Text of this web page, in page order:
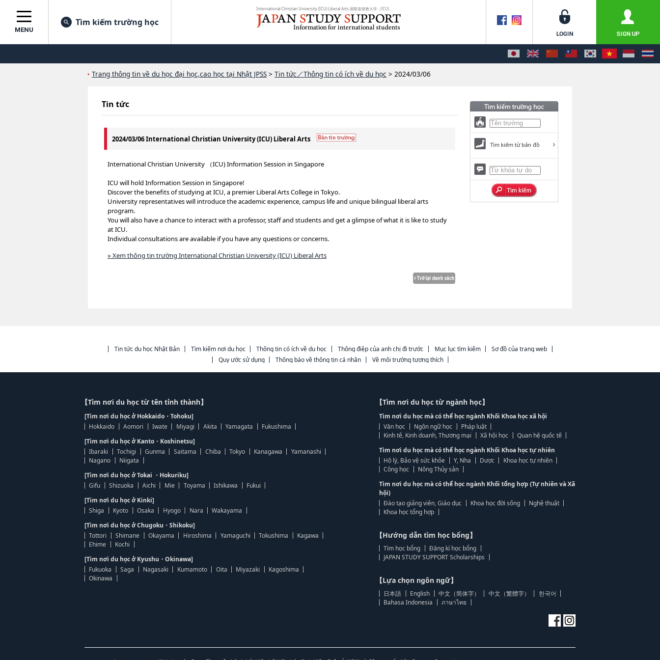
International Christian University (ICU) Liberal Arts 国際基督教大学（ICU) ...
MENU
Tìm kiếm trường học
Trang thông tin về du học đại học,cao học tại Nhật JPSS > Tin tức／Thông tin có ích về du học > 2024/03/06
Tin tức
2024/03/06 International Christian University (ICU) Liberal Arts
International Christian University （ICU) Information Session in Singapore
ICU will hold Information Session in Singapore!
Discover the benefits of studying at ICU, a premier Liberal Arts College in Tokyo.
University representatives will introduce the academic experience, campus life and unique bilingual liberal arts
program.
You will also have a chance to interact with a professor, staff and students and get a glimpse of what it is like to study
at ICU.
Individual consultations are available if you have any questions or concerns.
» Xem thông tin trường International Christian University (ICU) Liberal Arts
Tìm kiếm từ bản đồ
Tin tức du học Nhật Bản Tìm kiếm nơi du học Thông tin có ích về du học Thông điệp của anh chị đi trước Mục lục tìm kiếm
Sơ đồ của trang web
Quy ước sử dụng
Thông báo về thông tin cá nhân Về môi trường tương thích
【Tìm nơi du học từ tên tỉnh thành】
[Tìm nơi du học ở Hokkaido・Tohoku]
Hokkaido
Aomori Iwate Miyagi Akita Yamagata
Fukushima
[Tìm nơi du học ở Kanto・Koshinetsu]
Ibaraki
Tochigi Gunma Saitama Chiba Tokyo Kanagawa
Yamanashi
Nagano
Niigata
[Tìm nơi du học ở Tokai ・Hokuriku]
Gifu
Shizuoka Aichi Mie Toyama Ishikawa
Fukui
[Tìm nơi du học ở Kinki]
Shiga
Kyoto Osaka Hyogo Nara
Wakayama
[Tìm nơi du học ở Chugoku・Shikoku]
Tottori
Shimane Okayama Hiroshima Yamaguchi Tokushima
Kagawa
Ehime
Kochi
[Tìm nơi du học ở Kyushu・Okinawa]
Fukuoka
Saga Nagasaki Kumamoto Oita Miyazaki
Kagoshima
Okinawa
【Tìm nơi du học từ ngành học】
Tìm nơi du học mà có thể học ngành Khối Khoa học xã hội
Văn học
Ngôn ngữ học
Pháp luật
Kinh tế, Kinh doanh, Thương mại
Xã hội học
Quan hệ quốc tế
Tìm nơi du học mà có thể học ngành Khối Khoa học tự nhiên
Hộ lý, Bảo vệ sức khỏe
Y, Nha Dược
Khoa học tự nhiên
Công học
Nông Thủy sản
Tìm nơi du học mà có thể học ngành Khối tổng hợp (Tự nhiên và Xã
hội)
Đào tạo giảng viên, Giáo dục
Khoa học đời sống
Nghệ thuật
Khoa học tổng hợp
【Hướng dẫn tìm học bổng】
Tìm học bổng
Đăng kí học bổng
JAPAN STUDY SUPPORT Scholarships
【Lựa chọn ngôn ngữ】
日本語 English 中文（简体字） 中文（繁體字）
한국어
Bahasa Indonesia
ภาษาไทย